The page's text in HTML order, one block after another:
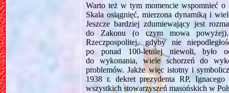
Warto też w tym momencie wspomnieć o
Skala osiągnięć, mierzona dynamiką i
Jeszcze bardziej zdumiewający jest
do Zakonu (o czym mowa
Rzeczpospolitej, gdyby nie
po ponad 100‑letniej niewoli, było
do wykonania, wiele schorzeń do
problemów. Jakże więc istotny i
1938 r. dekret prezydenta RP, Ignacego
wszystkich stowarzyszeń masońskich w